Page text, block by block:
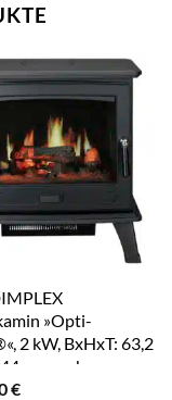
»Opti-
2 kW, BxHxT: 63,2
cm – schwarz
€